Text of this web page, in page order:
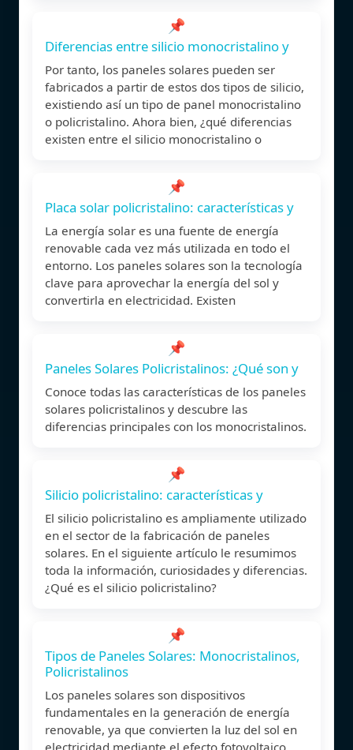
📌
Diferencias entre silicio monocristalino y
Por tanto, los paneles solares pueden ser
fabricados a partir de estos dos tipos de silicio,
existiendo así un tipo de panel monocristalino
o policristalino. Ahora bien, ¿qué diferencias
existen entre el silicio monocristalino o
📌
Placa solar policristalino: características y
La energía solar es una fuente de energía
renovable cada vez más utilizada en todo el
entorno. Los paneles solares son la tecnología
clave para aprovechar la energía del sol y
convertirla en electricidad. Existen
📌
Paneles Solares Policristalinos: ¿Qué son y
Conoce todas las características de los paneles
solares policristalinos y descubre las
diferencias principales con los monocristalinos.
📌
Silicio policristalino: características y
El silicio policristalino es ampliamente utilizado
en el sector de la fabricación de paneles
solares. En el siguiente artículo le resumimos
toda la información, curiosidades y diferencias.
¿Qué es el silicio policristalino?
📌
Tipos de Paneles Solares: Monocristalinos,
Policristalinos
Los paneles solares son dispositivos
fundamentales en la generación de energía
renovable, ya que convierten la luz del sol en
electricidad mediante el efecto fotovoltaico.